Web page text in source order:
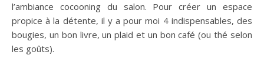
l’ambiance cocooning du salon. Pour créer un espace
propice à la détente, il y a pour moi 4 indispensables, des
bougies, un bon livre, un plaid et un bon café (ou thé selon
les goûts).